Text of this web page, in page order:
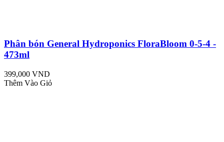
Phân bón General Hydroponics FloraBloom 0-5-4 -
473ml
399,000 VND
Thêm Vào Giỏ